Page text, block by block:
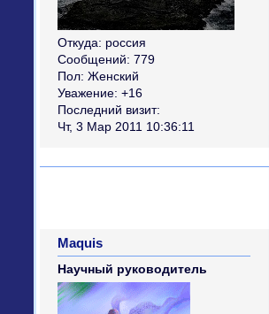
Откуда: россия
Сообщений: 779
Пол: Женский
Уважение: +16
Последний визит:
Чт, 3 Мар 2011 10:36:11
Maquis
Научный руководитель